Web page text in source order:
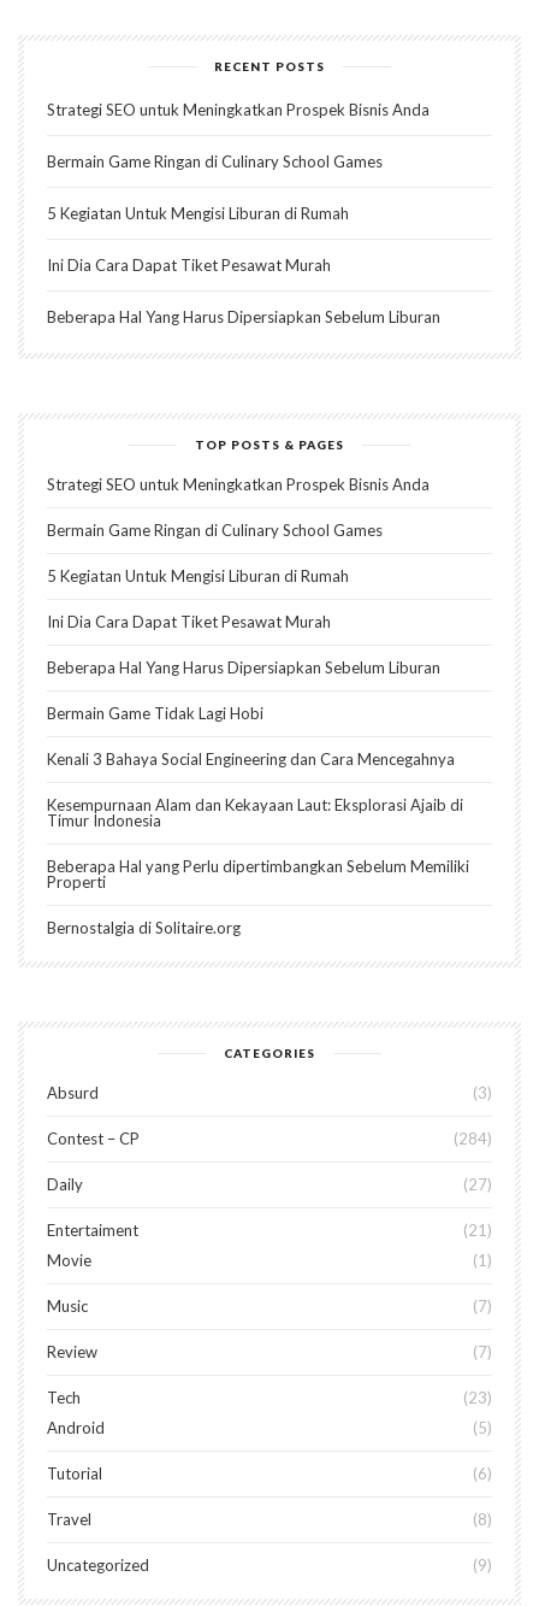
RECENT POSTS
Strategi SEO untuk Meningkatkan Prospek Bisnis Anda
Bermain Game Ringan di Culinary School Games
5 Kegiatan Untuk Mengisi Liburan di Rumah
Ini Dia Cara Dapat Tiket Pesawat Murah
Beberapa Hal Yang Harus Dipersiapkan Sebelum Liburan
TOP POSTS & PAGES
Strategi SEO untuk Meningkatkan Prospek Bisnis Anda
Bermain Game Ringan di Culinary School Games
5 Kegiatan Untuk Mengisi Liburan di Rumah
Ini Dia Cara Dapat Tiket Pesawat Murah
Beberapa Hal Yang Harus Dipersiapkan Sebelum Liburan
Bermain Game Tidak Lagi Hobi
Kenali 3 Bahaya Social Engineering dan Cara Mencegahnya
Kesempurnaan Alam dan Kekayaan Laut: Eksplorasi Ajaib di
Timur Indonesia
Beberapa Hal yang Perlu dipertimbangkan Sebelum Memiliki
Properti
Bernostalgia di Solitaire.org
CATEGORIES
Absurd 3
Contest – CP 284
Daily 27
Entertaiment
21
Movie
1
Music 7
Review 7
Tech
23
Android
5
Tutorial 6
Travel 8
Uncategorized 9